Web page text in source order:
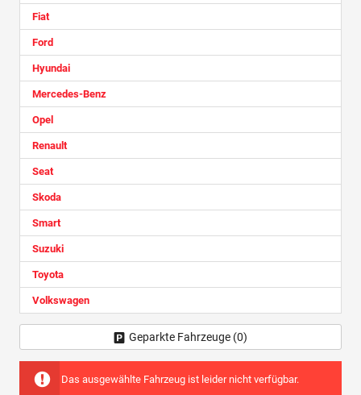
Das ausgewählte Fahrzeug ist leider nicht verfügbar.
Fiat
Ford
Hyundai
Mercedes-Benz
Opel
Renault
Seat
Skoda
Smart
Suzuki
Toyota
Volkswagen
Geparkte Fahrzeuge (0)